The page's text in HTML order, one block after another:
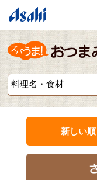
新しい順